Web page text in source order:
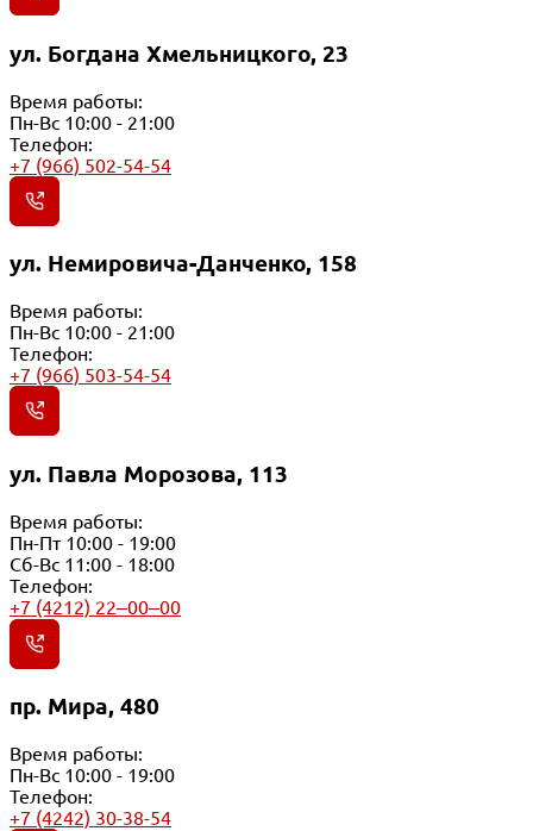
ул. Богдана Хмельницкого, 23
Время работы:
Пн-Вс 10:00 - 21:00
Телефон:
+7 (966) 502-54-54
ул. Немировича-Данченко, 158
Время работы:
Пн-Вс 10:00 - 21:00
Телефон:
+7 (966) 503-54-54
ул. Павла Морозова, 113
Время работы:
Пн-Пт 10:00 - 19:00
Сб-Вс 11:00 - 18:00
Телефон:
+7 (4212) 22‒00‒00
пр. Мира, 480
Время работы:
Пн-Вс 10:00 - 19:00
Телефон:
+7 (4242) 30-38-54